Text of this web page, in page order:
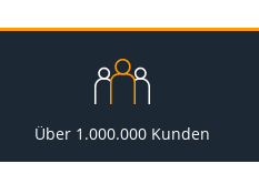
Über 1.000.000 Kunden